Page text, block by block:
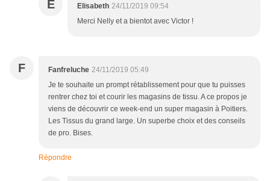
E Elisabeth 24/11/2019 09:54
Merci Nelly et a bientot avec Victor !
F Fanfreluche 24/11/2019 05:49
Je te souhaite un prompt rétablissement pour que tu puisses
rentrer chez toi et courir les magasins de tissu. A ce propos je
viens de découvrir ce week-end un super magasin à Poitiers.
Les Tissus du grand large. Un superbe choix et des conseils
de pro. Bises.
Répondre